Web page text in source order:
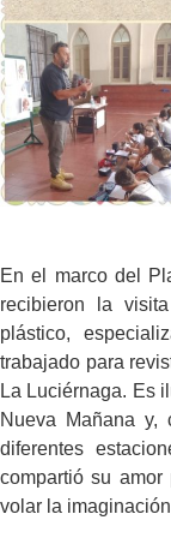
En el marco del
recibieron la
plástico,
trabajado para
La Luciérnaga. Es
Nueva Mañana y,
diferentes
compartió su
volar la